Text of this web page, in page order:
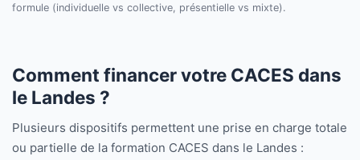
formule (individuelle vs collective, présentielle vs mixte).
Comment financer votre CACES dans
le Landes ?
Plusieurs dispositifs permettent une prise en charge totale
ou partielle de la formation CACES dans le Landes :